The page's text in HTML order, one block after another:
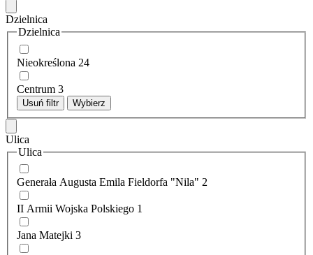
Dzielnica
Dzielnica
Nieokreślona 24
Centrum 3
Usuń filtr Wybierz
Ulica
Ulica
Generała Augusta Emila Fieldorfa "Nila" 2
II Armii Wojska Polskiego 1
Jana Matejki 3